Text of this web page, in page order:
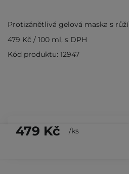
479 Kč /ks
Protizánětlivá gelová maska s růží
479 Kč / 100 ml, s DPH
Kód produktu: 12947